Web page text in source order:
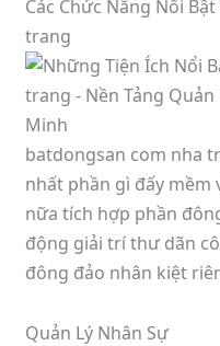
Các Chức Năng Nổi
trang
batdongsan com nha
nhất phần gì đấy
nữa tích hợp phần
động giải trí thư dãn
đông đảo nhân kiệt
Quản Lý Nhân Sự